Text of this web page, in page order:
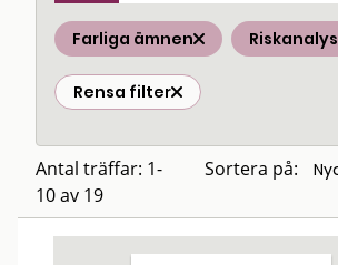
Farliga ämnen Riskanalys
Rensa filter
Antal träffar: 1-
10 av 19
Sortera på: